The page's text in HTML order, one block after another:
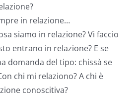
in relazione…
siamo in relazione? Vi faccio
entrano in relazione? E se
domanda del tipo: chissà se
chi mi relaziono? A chi è
conoscitiva?